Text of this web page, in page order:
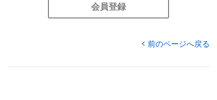
会員登録
前のページへ戻る